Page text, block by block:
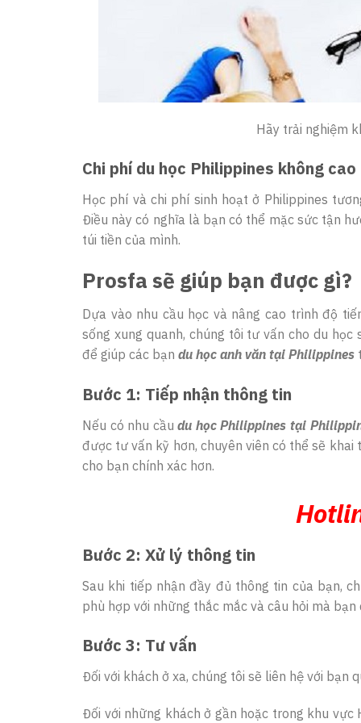
Hãy trải nghiệm
Chi phí du học Philippines không cao
Học phí và chi phí sinh hoạt ở Philippines
Điều này có nghĩa là bạn có thể mặc sức tận
túi tiền của mình.
Prosfa sẽ giúp bạn được gì?
Dựa vào nhu cầu học và nâng cao trình độ
sống xung quanh, chúng tôi tư vấn cho du
để giúp các bạn du học anh văn tại Philippines
Bước 1: Tiếp nhận thông tin
Nếu có nhu cầudu học Philippines tại
được tư vấn kỹ hơn, chuyên viên có thể sẽ
cho bạn chính xác hơn.
Bước 2: Xử lý thông tin
Sau khi tiếp nhận đầy đủ thông tin của bạn,
phù hợp với những thắc mắc và câu hỏi mà
Bước 3: Tư vấn
Đối với khách ở xa, chúng tôi sẽ liên hệ với
Đối với những khách ở gần hoặc trong khu